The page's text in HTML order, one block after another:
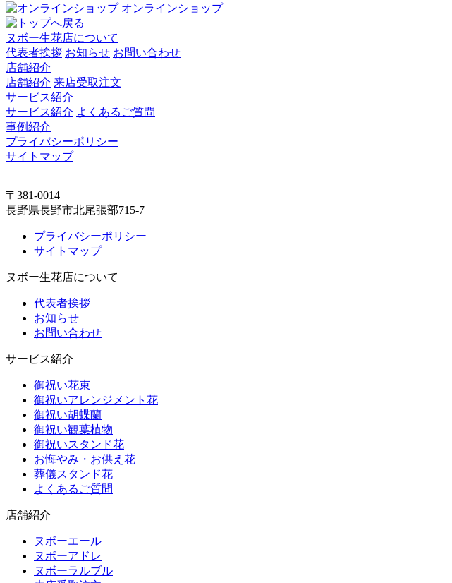
オンラインショップ
ヌボー生花店について
代表者挨拶 お知らせ お問い合わせ
店舗紹介
店舗紹介 来店受取注文
サービス紹介
サービス紹介 よくあるご質問
事例紹介
プライバシーポリシー
サイトマップ
〒381-0014
長野県長野市北尾張部715-7
プライバシーポリシー
サイトマップ
ヌボー生花店について
代表者挨拶
お知らせ
お問い合わせ
サービス紹介
御祝い花束
御祝いアレンジメント花
御祝い胡蝶蘭
御祝い観葉植物
御祝いスタンド花
お悔やみ・お供え花
葬儀スタンド花
よくあるご質問
店舗紹介
ヌボーエール
ヌボーアドレ
ヌボーラルブル